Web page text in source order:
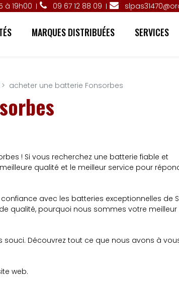
à 19h00 09 67 12 88 09
MARQUES DISTRIBUÉES SERVICES
acheter une batterie Fonsorbes
! Si vous recherchez une batterie fiable et
qualité et le meilleur service pour
avec les batteries exceptionnelles de
qualité, pourquoi nous sommes votre meilleur
Découvrez tout ce que nous avons à
web.